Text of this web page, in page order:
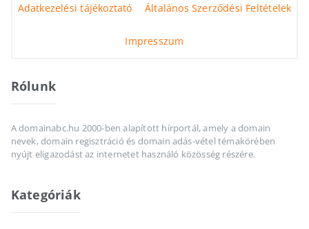
Adatkezelési tájékoztató Általános Szerződési Feltételek
Impresszum
Rólunk
A domainabc.hu 2000-ben alapított hírportál, amely a domain
nevek, domain regisztráció és domain adás-vétel témakörében
nyújt eligazodást az internetet használó közösség részére.
Kategóriák